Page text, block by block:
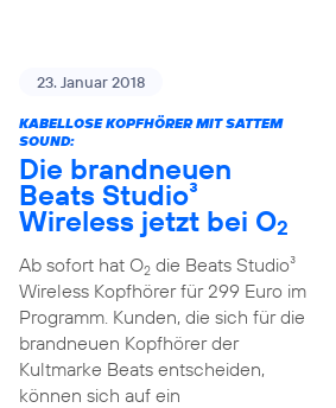
23. Januar 2018
KABELLOSE KOPFHÖRER MIT SATTEM
SOUND:
Die brandneuen
Beats Studio³
Wireless jetzt bei O2
Ab sofort hat O2die Beats Studio³
Wireless Kopfhörer für 299 Euro im
Programm. Kunden, die sich für die
brandneuen Kopfhörer der
Kultmarke Beats entscheiden,
können sich auf ein